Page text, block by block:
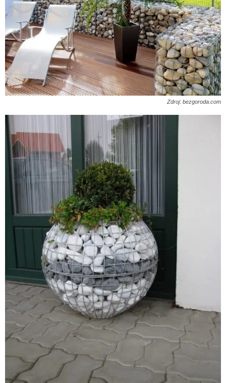
Zdroj: bezgoroda.com